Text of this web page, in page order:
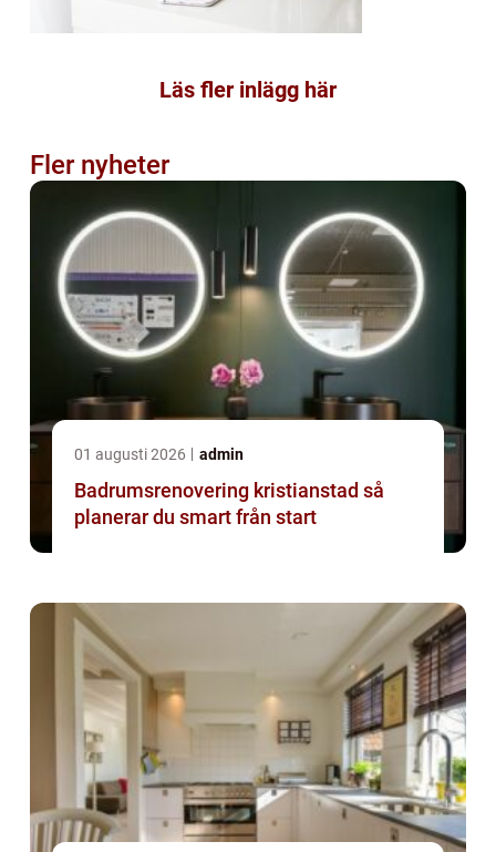
Läs fler inlägg här
Fler nyheter
01 augusti 2026 admin
Badrumsrenovering kristianstad så
planerar du smart från start